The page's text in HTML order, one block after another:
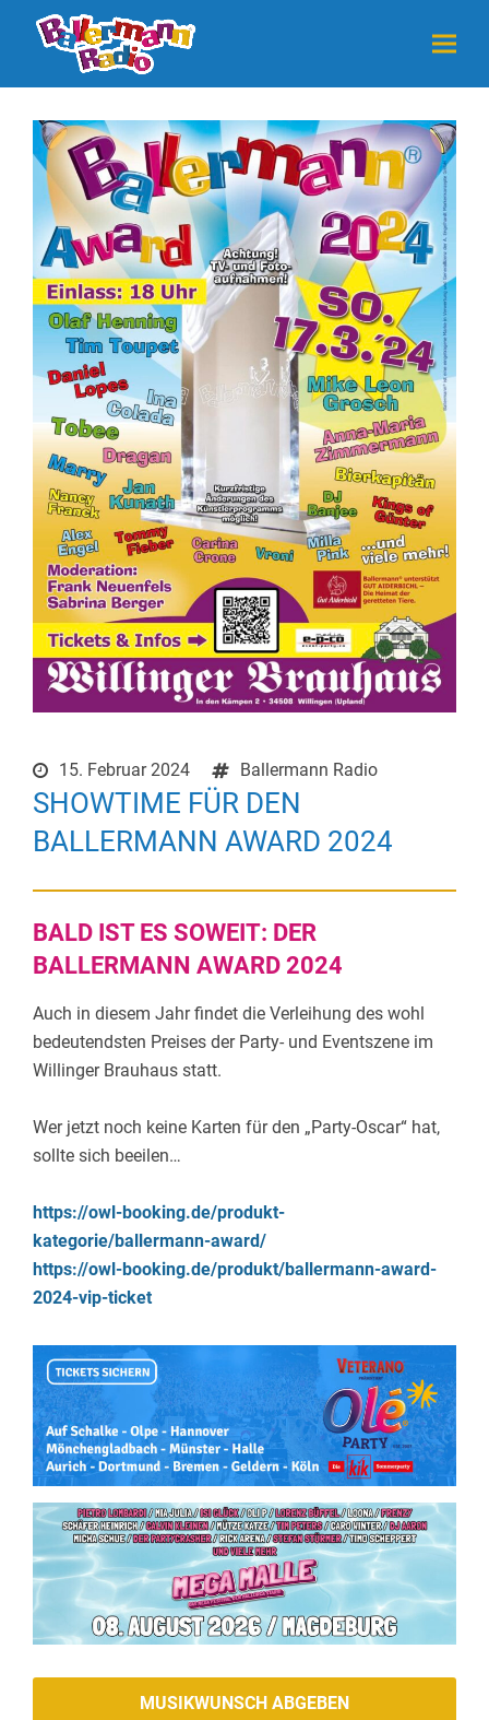
15. Februar 2024 Ballermann Radio
SHOWTIME FÜR DEN
BALLERMANN AWARD 2024
BALD IST ES SOWEIT: DER
BALLERMANN AWARD 2024
Auch in diesem Jahr findet die Verleihung des wohl
bedeutendsten Preises der Party- und Eventszene im
Willinger Brauhaus statt.
Wer jetzt noch keine Karten für den „Party-Oscar“ hat,
sollte sich beeilen…
https://owl-booking.de/produkt-
kategorie/ballermann-award/
https://owl-booking.de/produkt/ballermann-award-
2024-vip-ticket
MUSIKWUNSCH ABGEBEN